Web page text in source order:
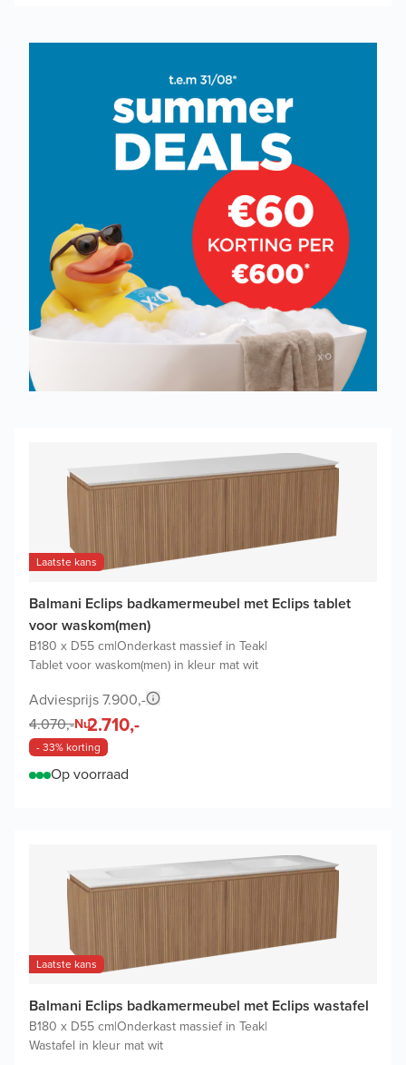
Laatste kans
Balmani Eclips badkamermeubel met Eclips tablet
voor waskom(men)
B180 x D55 cm|Onderkast massief in Teak|
Tablet voor waskom(men) in kleur mat wit
Adviesprijs 7.900,-
4.070,-Nu2.710,-
- 33% korting
Op voorraad
Laatste kans
Balmani Eclips badkamermeubel met Eclips wastafel
B180 x D55 cm|Onderkast massief in Teak|
Wastafel in kleur mat wit